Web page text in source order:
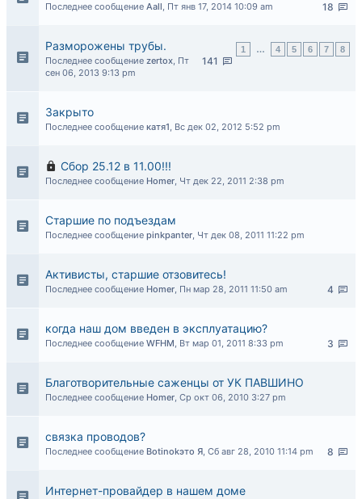
18
Последнее сообщение Aall, Пт янв 17, 2014 10:09 am
Разморожены трубы. 1 … 4 5 6 7 8
141
Последнее сообщение zertox, Пт
сен 06, 2013 9:13 pm
Закрыто
Последнее сообщение катя1, Вс дек 02, 2012 5:52 pm
Сбор 25.12 в 11.00!!!
Последнее сообщение Homer, Чт дек 22, 2011 2:38 pm
Старшие по подъездам
Последнее сообщение pinkpanter, Чт дек 08, 2011 11:22 pm
Активисты, старшие отзовитесь!
4
Последнее сообщение Homer, Пн мар 28, 2011 11:50 am
когда наш дом введен в эксплуатацию?
3
Последнее сообщение WFHM, Вт мар 01, 2011 8:33 pm
Благотворительные саженцы от УК ПАВШИНО
Последнее сообщение Homer, Ср окт 06, 2010 3:27 pm
связка проводов?
8
Последнее сообщение Botinokэто Я, Сб авг 28, 2010 11:14 pm
Интернет-провайдер в нашем доме